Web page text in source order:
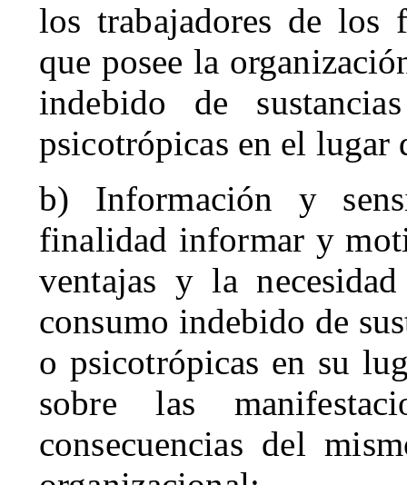
los trabajadores de los
que posee la
indebido de
psicotrópicas en el lugar
b) Información y
finalidad informar y
ventajas y la
consumo indebido de
o psicotrópicas en su
sobre las
consecuencias del